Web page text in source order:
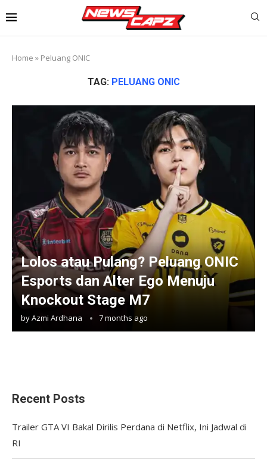
Home » Peluang ONIC
TAG: PELUANG ONIC
Lolos atau Pulang? Peluang ONIC
Esports dan Alter Ego Menuju
Knockout Stage M7
byAzmi Ardhana 7 months ago
Recent Posts
Trailer GTA VI Bakal Dirilis Perdana di Netflix, Ini Jadwal di
RI